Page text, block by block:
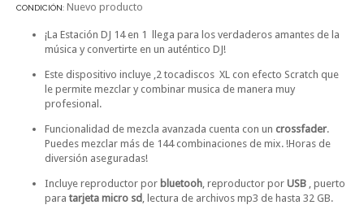
CONDICIÓN: Nuevo producto
¡La Estación DJ 14 en 1 llega para los verdaderos amantes de la
música y convertirte en un auténtico DJ!
Este dispositivo incluye ,2 tocadiscos XL con efecto Scratch que
le permite mezclar y combinar musica de manera muy
profesional.
Funcionalidad de mezcla avanzada cuenta con un crossfader.
Puedes mezclar más de 144 combinaciones de mix. !Horas de
diversión aseguradas!
Incluye reproductor por bluetooh, reproductor por USB , puerto
paratarjeta micro sd , lectura de archivos mp3 de hasta 32 GB.